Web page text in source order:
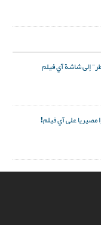
إلى شاشة آي فيلم
مصيريا على آي فيلم!